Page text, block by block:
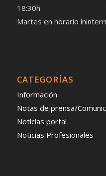
18:30h.
Martes en horario
CATEGORÍAS
Información
Notas de prensa/
Noticias portal
Noticias Profesionales